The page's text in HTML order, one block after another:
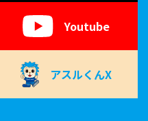
Youtube
アスルくんX